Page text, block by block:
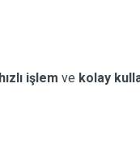
hızlı işlem ve kolay